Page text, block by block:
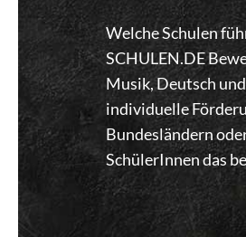
Welche Schulen
SCHULEN.DE
Musik, Deutsch
individuelle
Bundesländern
SchülerInnen das